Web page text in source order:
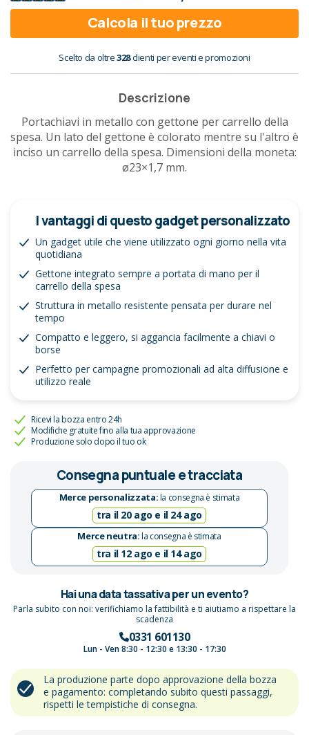
Calcola il tuo prezzo
Scelto da oltre328clienti per eventi e promozioni
Descrizione
Portachiavi in metallo con gettone per carrello della
spesa. Un lato del gettone è colorato mentre su l'altro è
inciso un carrello della spesa. Dimensioni della moneta:
ø23×1,7 mm.
I vantaggi di questo gadget personalizzato
Un gadget utile che viene utilizzato ogni giorno nella vita
quotidiana
Gettone integrato sempre a portata di mano per il
carrello della spesa
Struttura in metallo resistente pensata per durare nel
tempo
Compatto e leggero, si aggancia facilmente a chiavi o
borse
Perfetto per campagne promozionali ad alta diffusione e
utilizzo reale
Ricevi la bozza entro 24h
Modifiche gratuite fino alla tua approvazione
Produzione solo dopo il tuo ok
Consegna puntuale e tracciata
Merce personalizzata:la consegna è stimata
tra il 20 ago e il 24 ago
Merce neutra:la consegna è stimata
tra il 12 ago e il 14 ago
Hai una data tassativa per un evento?
Parla subito con noi: verifichiamo la fattibilità e ti aiutiamo a rispettare la
scadenza
0331 601130
Lun - Ven 8:30 - 12:30 e 13:30 - 17:30
La produzione parte dopo approvazione della bozza
e pagamento: completando subito questi passaggi,
rispetti le tempistiche di consegna.